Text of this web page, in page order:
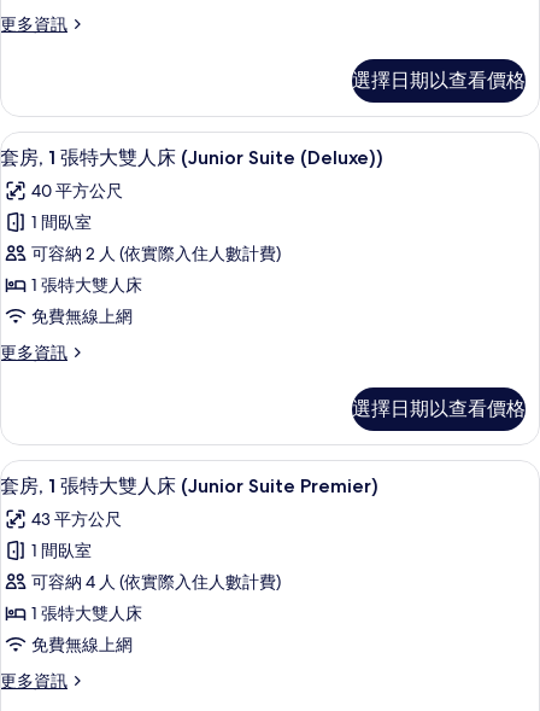
張
大
雙
人
床
(Deluxe
Room)
的
所
有
相
更多資訊
更
客
房,
1
特
大
人
床
(Deluxe
Room)
的
選擇日期以查看價格
顯
示
套
房,
1
張
特
大
人
床
(Junior
Suite
(Deluxe))
的
所
有
片
義大利 Frette 床單、高級寢具、羽絨
15
套房, 1 張特大雙人床 (Junior Suite (Deluxe))
40 平方公尺
1 間臥室
可容納 2 人 (依實際入住人數計費)
1 張特大雙人床
免費無線上網
更多資訊
更
1
張
特
雙
人
(Junior
Suite
(Deluxe))
的
詳
選擇日期以查看價格
顯
示
套
房,
1
張
特
大
義大利 Frette 床單、高級寢具、羽絨
11
套房, 1 張特大雙人床 (Junior Suite Premier)
43 平方公尺
1 間臥室
可容納 4 人 (依實際入住人數計費)
1 張特大雙人床
免費無線上網
更多資訊
更